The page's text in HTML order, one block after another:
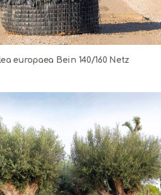
europaea Bein 140/160 Netz